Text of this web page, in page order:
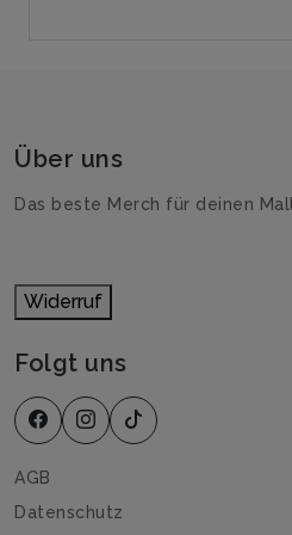
Über uns
Das beste Merch für deinen
Widerruf
Folgt uns
AGB
Datenschutz